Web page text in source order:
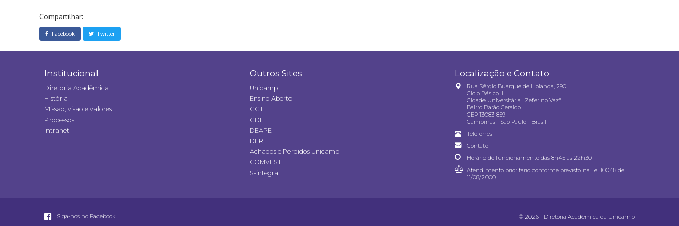
Compartilhar:
Facebook Twitter
Institucional
Diretoria Acadêmica
História
Missão, visão e valores
Processos
Intranet
Outros Sites
Unicamp
Ensino Aberto
GGTE
GDE
DEAPE
DERI
Achados e Perdidos Unicamp
COMVEST
S-integra
Localização e Contato
Rua Sérgio Buarque de Holanda, 290
Ciclo Básico II
Cidade Universitária "Zeferino Vaz"
Bairro Barão Geraldo
CEP 13083-859
Campinas - São Paulo - Brasil
Telefones
Contato
Horário de funcionamento das 8h45 às 22h30
Atendimento prioritário conforme previsto na Lei 10048 de
11/08/2000
Siga-nos no Facebook © 2026 - Diretoria Acadêmica da Unicamp